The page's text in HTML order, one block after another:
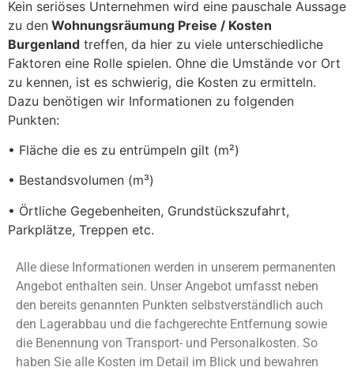
Kein seriöses Unternehmen wird eine pauschale Aussage
zu den Wohnungsräumung Preise / Kosten
Burgenland treffen, da hier zu viele unterschiedliche
Faktoren eine Rolle spielen. Ohne die Umstände vor Ort
zu kennen, ist es schwierig, die Kosten zu ermitteln.
Dazu benötigen wir Informationen zu folgenden
Punkten:
• Fläche die es zu entrümpeln gilt (m²)
• Bestandsvolumen (m³)
• Örtliche Gegebenheiten, Grundstückszufahrt,
Parkplätze, Treppen etc.
Alle diese Informationen werden in unserem permanenten
Angebot enthalten sein. Unser Angebot umfasst neben
den bereits genannten Punkten selbstverständlich auch
den Lagerabbau und die fachgerechte Entfernung sowie
die Benennung von Transport- und Personalkosten. So
haben Sie alle Kosten im Detail im Blick und bewahren